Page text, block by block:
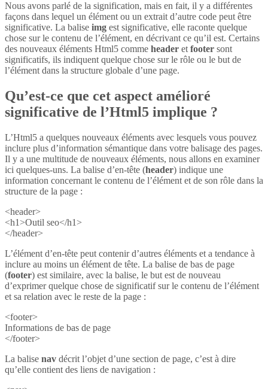
Nous avons parlé de la signification, mais en fait, il y a différentes
façons dans lequel un élément ou un extrait d’autre code peut être
significative. La balise img est significative, elle raconte quelque
chose sur le contenu de l’élément, en décrivant ce qu’il est. Certains
des nouveaux éléments Html5 comme header et footer sont
significatifs, ils indiquent quelque chose sur le rôle ou le but de
l’élément dans la structure globale d’une page.
Qu’est-ce que cet aspect amélioré
significative de l’Html5 implique ?
L’Html5 a quelques nouveaux éléments avec lesquels vous pouvez
inclure plus d’information sémantique dans votre balisage des pages.
Il y a une multitude de nouveaux éléments, nous allons en examiner
ici quelques-uns. La balise d’en-tête (header) indique une
information concernant le contenu de l’élément et de son rôle dans la
structure de la page :
<header>
<h1>Outil seo</h1>
</header>
L’élément d’en-tête peut contenir d’autres éléments et a tendance à
inclure au moins un élément de tête. La balise de bas de page
(footer) est similaire, avec la balise, le but est de nouveau
d’exprimer quelque chose de significatif sur le contenu de l’élément
et sa relation avec le reste de la page :
<footer>
Informations de bas de page
</footer>
La balise nav décrit l’objet d’une section de page, c’est à dire
qu’elle contient des liens de navigation :